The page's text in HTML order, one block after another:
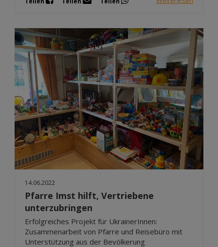
14.06.2022
Pfarre Imst hilft, Vertriebene
unterzubringen
Erfolgreiches Projekt für UkrainerInnen:
Zusammenarbeit von Pfarre und Reisebüro mit
Unterstützung aus der Bevölkerung